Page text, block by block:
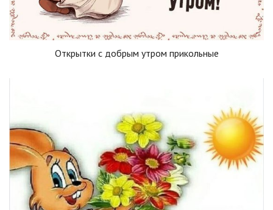
Открытки с добрым утром прикольные